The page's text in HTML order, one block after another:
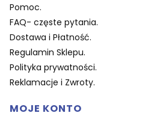
Pomoc.
FAQ- częste pytania.
Dostawa i Płatność.
Regulamin Sklepu.
Polityka prywatności.
Reklamacje i Zwroty.
MOJE KONTO